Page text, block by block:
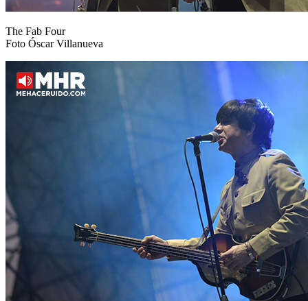
The Fab Four
Foto Óscar Villanueva